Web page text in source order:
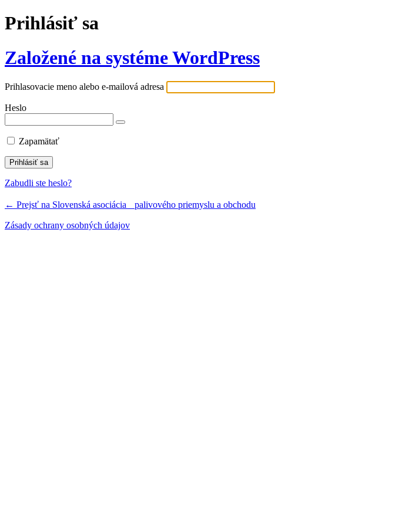
Prihlásiť sa
Založené na systéme WordPress
Prihlasovacie meno alebo e-mailová adresa
Heslo
Zapamätať
Zabudli ste heslo?
← Prejsť na Slovenská asociácia palivového priemyslu a obchodu
Zásady ochrany osobných údajov